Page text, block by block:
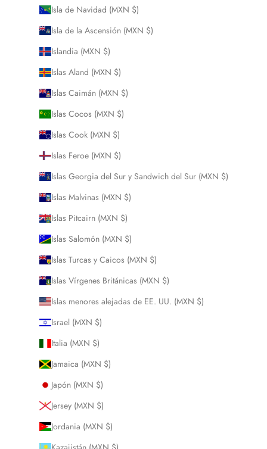
Isla de Navidad (MXN $)
Isla de la Ascensión (MXN $)
Islandia (MXN $)
Islas Aland (MXN $)
Islas Caimán (MXN $)
Islas Cocos (MXN $)
Islas Cook (MXN $)
Islas Feroe (MXN $)
Islas Georgia del Sur y Sandwich del Sur (MXN $)
Islas Malvinas (MXN $)
Islas Pitcairn (MXN $)
Islas Salomón (MXN $)
Islas Turcas y Caicos (MXN $)
Islas Vírgenes Británicas (MXN $)
Islas menores alejadas de EE. UU. (MXN $)
Israel (MXN $)
Italia (MXN $)
Jamaica (MXN $)
Japón (MXN $)
Jersey (MXN $)
Jordania (MXN $)